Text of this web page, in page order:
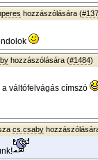
hozzászólására (
hozzászólására (#1484)
váltófelvágás címszó
cs.csaby